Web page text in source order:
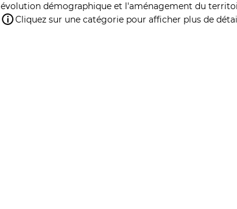
évolution démographique et l'aménagement du
Cliquez sur une catégorie pour afficher plus de